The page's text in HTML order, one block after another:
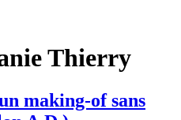
Thierry
making-of sans